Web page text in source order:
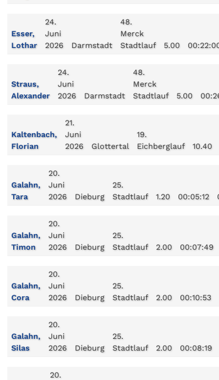
Esser,
Lothar
24.
Juni
2026
Darmstadt
48.
Merck
Stadtlauf
5.00
Straus,
Alexander
24.
Juni
2026
Darmstadt
48.
Merck
Stadtlauf
5.00
Kaltenbach,
Florian
21.
Juni
2026
Glottertal
19.
Eichberglauf
10.40
Galahn,
Tara
20.
Juni
2026
Dieburg
25.
Stadtlauf
1.20 00:05:12
Galahn,
Timon
20.
Juni
2026
Dieburg
25.
Stadtlauf
2.00 00:07:49
Galahn,
Cora
20.
Juni
2026
Dieburg
25.
Stadtlauf
2.00 00:10:53
Galahn,
Silas
20.
Juni
2026
Dieburg
25.
Stadtlauf
2.00 00:08:19
20.